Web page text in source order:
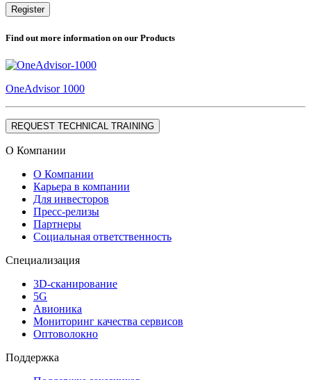
Register
Find out more information on our Products
OneAdvisor 1000
REQUEST TECHNICAL TRAINING
О Компании
О Компании
Карьера в компании
Для инвесторов
Пресс-релизы
Партнеры
Социальная ответственность
Специализация
3D-сканирование
5G
Авионика
Мониторинг качества сервисов
Оптоволокно
Поддержка